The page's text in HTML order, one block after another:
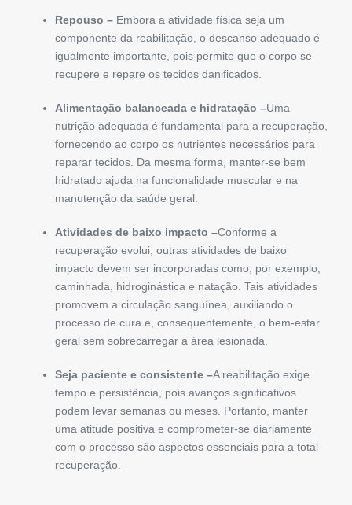
Repouso – Embora a atividade física seja um
componente da reabilitação, o descanso adequado é
igualmente importante, pois permite que o corpo se
recupere e repare os tecidos danificados.
Alimentação balanceada e hidratação –Uma
nutrição adequada é fundamental para a recuperação,
fornecendo ao corpo os nutrientes necessários para
reparar tecidos. Da mesma forma, manter-se bem
hidratado ajuda na funcionalidade muscular e na
manutenção da saúde geral.
Atividades de baixo impacto –Conforme a
recuperação evolui, outras atividades de baixo
impacto devem ser incorporadas como, por exemplo,
caminhada, hidroginástica e natação. Tais atividades
promovem a circulação sanguínea, auxiliando o
processo de cura e, consequentemente, o bem-estar
geral sem sobrecarregar a área lesionada.
Seja paciente e consistente –A reabilitação exige
tempo e persistência, pois avanços significativos
podem levar semanas ou meses. Portanto, manter
uma atitude positiva e comprometer-se diariamente
com o processo são aspectos essenciais para a total
recuperação.